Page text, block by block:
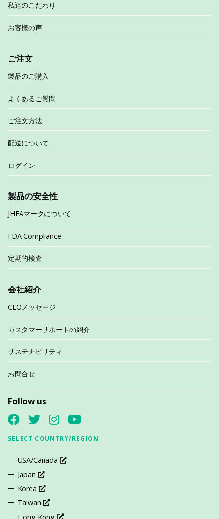
私達のこだわり
お客様の声
ご注文
製品のご購入
よくあるご質問
ご注文方法
配送について
ログイン
製品の安全性
JHFAマークについて
FDA Compliance
定期的検査
会社紹介
CEOメッセージ
カスタマーサポートの紹介
サステナビリティ
お問合せ
Follow us
SELECT COUNTRY/REGION
USA/Canada
Japan
Korea
Taiwan
Hong Kong